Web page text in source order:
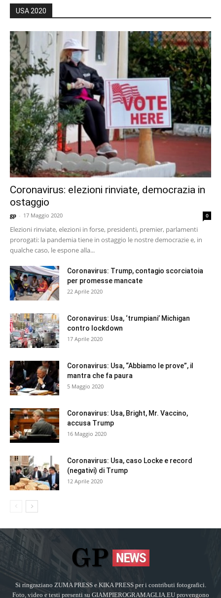
USA 2020
Coronavirus: elezioni rinviate, democrazia in
ostaggio
gp - 17 Maggio 2020 0
Elezioni rinviate, elezioni in forse, presidenti, premier, parlamenti
prorogati: la pandemia tiene in ostaggio le nostre democrazie e, in
qualche caso, le espone alla...
Coronavirus: Trump, contagio scorciatoia
per promesse mancate
22 Aprile 2020
Coronavirus: Usa, ‘trumpiani’ Michigan
contro lockdown
17 Aprile 2020
Coronavirus: Usa, “Abbiamo le prove”, il
mantra che fa paura
5 Maggio 2020
Coronavirus: Usa, Bright, Mr. Vaccino,
accusa Trump
16 Maggio 2020
Coronavirus: Usa, caso Locke e record
(negativi) di Trump
12 Aprile 2020
Si ringraziano ZUMA PRESS e KIKA PRESS per i contributi fotografici.
Foto, video e testi presenti su GIAMPIEROGRAMAGLIA.EU provengono